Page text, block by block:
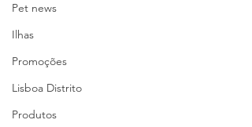
Pet news
Ilhas
Promoções
Lisboa Distrito
Produtos